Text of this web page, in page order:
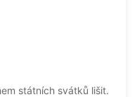
státních svátků lišit.